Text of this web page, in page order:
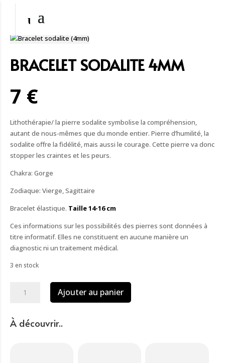
BRACELET SODALITE 4MM
7 €
Lithothérapie/ la pierre sodalite symbolise la compréhension,
autant de nous-mêmes que du monde entier. Pierre d’humilité, la
sodalite offre la fidélité, mais aussi le courage. Cette pierre va donc
stopper les craintes et les peurs.
Chakra: Gorge
Zodiaque: Vierge, Sagittaire
Bracelet élastique. Taille 14-16 cm
Ces informations sur les possibilités des pierres sont données à
titre informatif. Elles ne constituent en aucune manière un
diagnostic ni un traitement médical.
3 en stock
sodalite
Ajouter au panier
À découvrir..